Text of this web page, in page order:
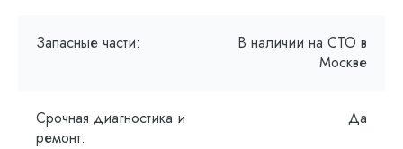
Запасные части:
В наличии на СТО в
Москве
Срочная диагностика и
ремонт:
Да